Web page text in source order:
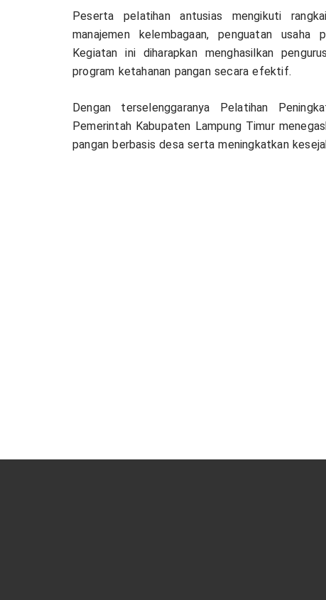
Peserta pelatihan antusias mengikuti
manajemen kelembagaan, penguatan usaha
Kegiatan ini diharapkan menghasilkan
program ketahanan pangan secara efektif.
Dengan terselenggaranya Pelatihan
Pemerintah Kabupaten Lampung Timur
pangan berbasis desa serta meningkatkan